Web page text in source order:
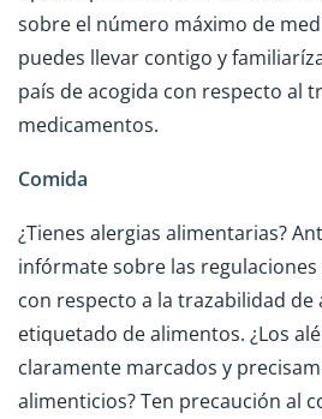
sobre el número máximo de
puedes llevar contigo y
país de acogida con respecto al
medicamentos.
Comida
¿Tienes alergias alimentarias?
infórmate sobre las
con respecto a la trazabilidad de
etiquetado de alimentos. ¿Los
claramente marcados y
alimenticios? Ten precaución al